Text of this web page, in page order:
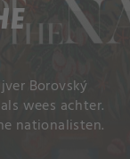
Borovský
wees achter.
nationalisten.